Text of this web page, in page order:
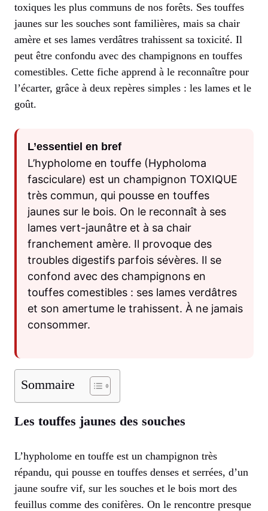
toxiques les plus communs de nos forêts. Ses touffes
jaunes sur les souches sont familières, mais sa chair
amère et ses lames verdâtres trahissent sa toxicité. Il
peut être confondu avec des champignons en touffes
comestibles. Cette fiche apprend à le reconnaître pour
l’écarter, grâce à deux repères simples : les lames et le
goût.
L’essentiel en bref
L’hypholome en touffe (Hypholoma
fasciculare) est un champignon TOXIQUE
très commun, qui pousse en touffes
jaunes sur le bois. On le reconnaît à ses
lames vert-jaunâtre et à sa chair
franchement amère. Il provoque des
troubles digestifs parfois sévères. Il se
confond avec des champignons en
touffes comestibles : ses lames verdâtres
et son amertume le trahissent. À ne jamais
consommer.
Sommaire
Les touffes jaunes des souches
L’hypholome en touffe est un champignon très
répandu, qui pousse en touffes denses et serrées, d’un
jaune soufre vif, sur les souches et le bois mort des
feuillus comme des conifères. On le rencontre presque